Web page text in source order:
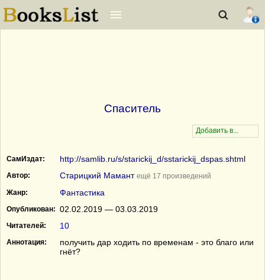
Спаситель
СамИздат: http://samlib.ru/s/starickij_d/sstarickij_dspas.shtml
Автор: Старицкий Мамант ещё 17 произведений
Жанр:
Фантастика
Опубликован: 02.02.2019 — 03.03.2019
Читателей: 10
Аннотация:
получить дар ходить по временам - это благо или
гнёт?